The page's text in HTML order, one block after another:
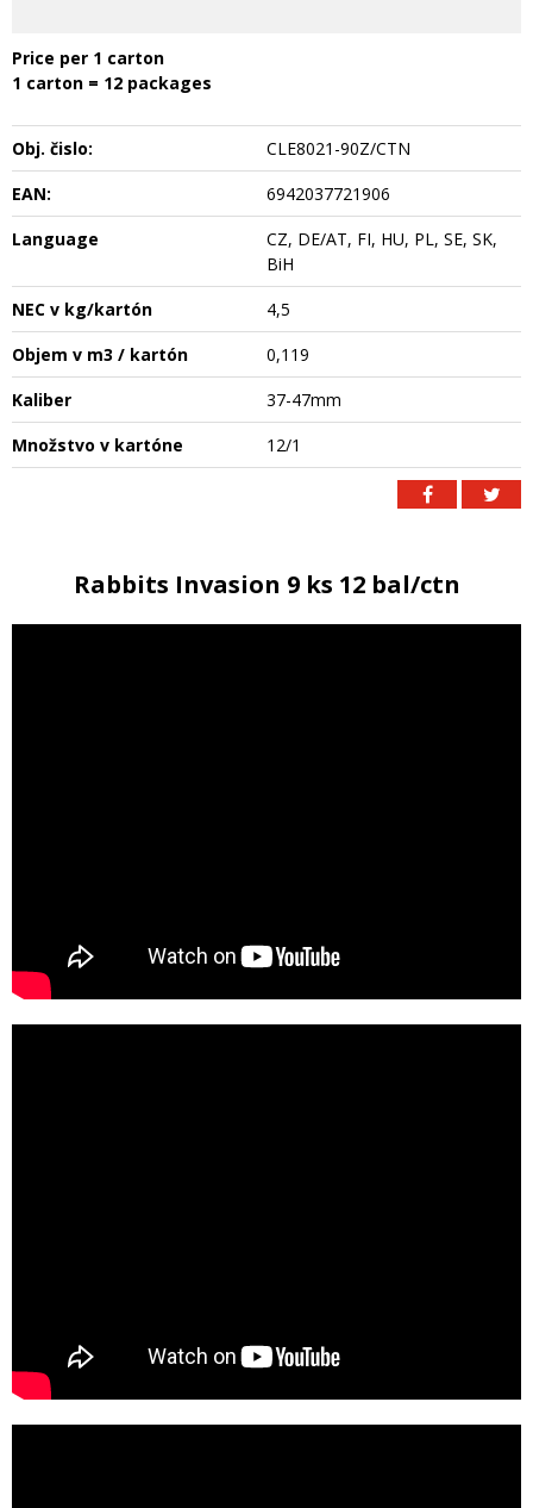
Price per 1 carton
1 carton = 12 packages
Obj. čislo:
CLE8021-90Z/CTN
EAN:
6942037721906
Language
CZ, DE/AT, FI, HU, PL, SE, SK,
BiH
NEC v kg/kartón
4,5
Objem v m3 / kartón
0,119
Kaliber
37-47mm
Množstvo v kartóne
12/1
Rabbits Invasion 9 ks 12 bal/ctn